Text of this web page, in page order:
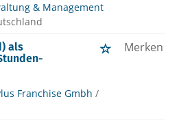
& Management
als
Merken
Franchise Gmbh /